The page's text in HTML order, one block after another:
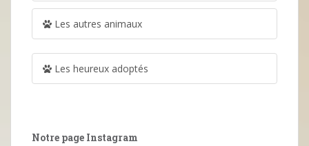
Les autres animaux
Les heureux adoptés
Notre page Instagram